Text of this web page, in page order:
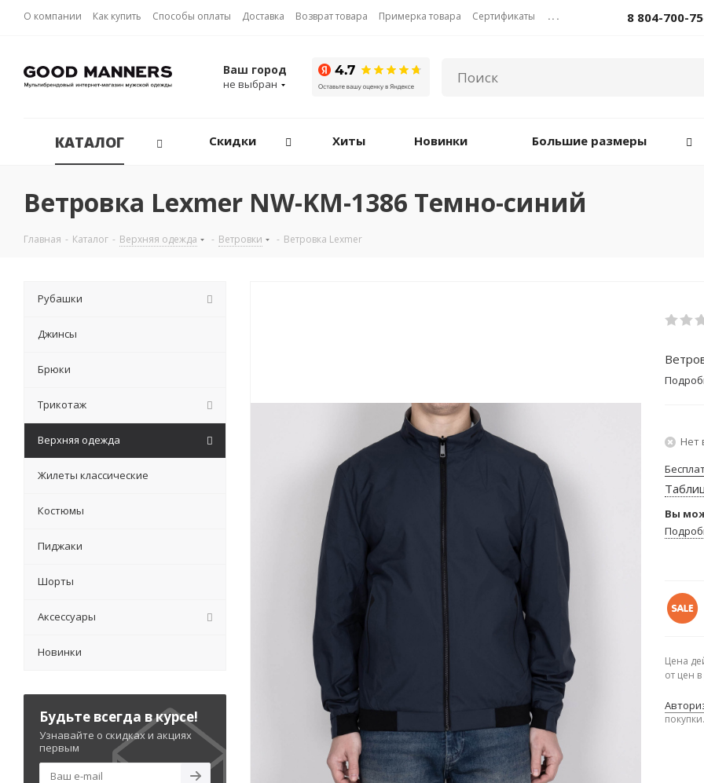
О компании Как купить Способы оплаты Доставка Возврат товара Примерка товара Сертификаты ... 8 804-700-
Ваш город
не выбран
КАТАЛОГ Скидки Хиты Новинки Большие размеры
Ветровка Lexmer NW-KM-1386 Темно-синий
Главная - Каталог - Верхняя одежда - Ветровки - Ветровка Lexmer
Нет
Вы
Цена
от цен
покупки.
Рубашки
Джинсы
Брюки
Трикотаж
Верхняя одежда
Жилеты классические
Костюмы
Пиджаки
Шорты
Аксессуары
Новинки
Будьте всегда в курсе!
Узнавайте о скидках и акциях
первым